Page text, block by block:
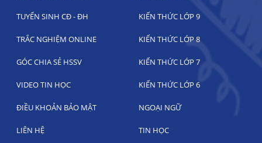
TUYỂN SINH CĐ - ĐH KIẾN THỨC LỚP 9
TRẮC NGHIỆM ONLINE KIẾN THỨC LỚP 8
GÓC CHIA SẺ HSSV KIẾN THỨC LỚP 7
VIDEO TIN HỌC KIẾN THỨC LỚP 6
ĐIỀU KHOẢN BẢO MẬT NGOẠI NGỮ
LIÊN HỆ TIN HỌC